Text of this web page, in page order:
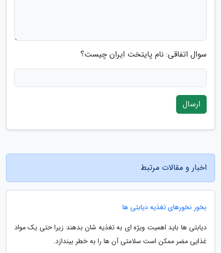
سوال اتفاقی: نام پایتخت ایران چیست؟
ارسال
اخبار و مقالات مرتبط
بخور نخورهای تغذیه دیابتی ها
دیابتی ها باید اهمیت ویژه ای به تغذیه شان بدهند زیرا حتی یک مواد
غذایی مضر ممکن است سلامتی آن ها را به خطر بیندازد.